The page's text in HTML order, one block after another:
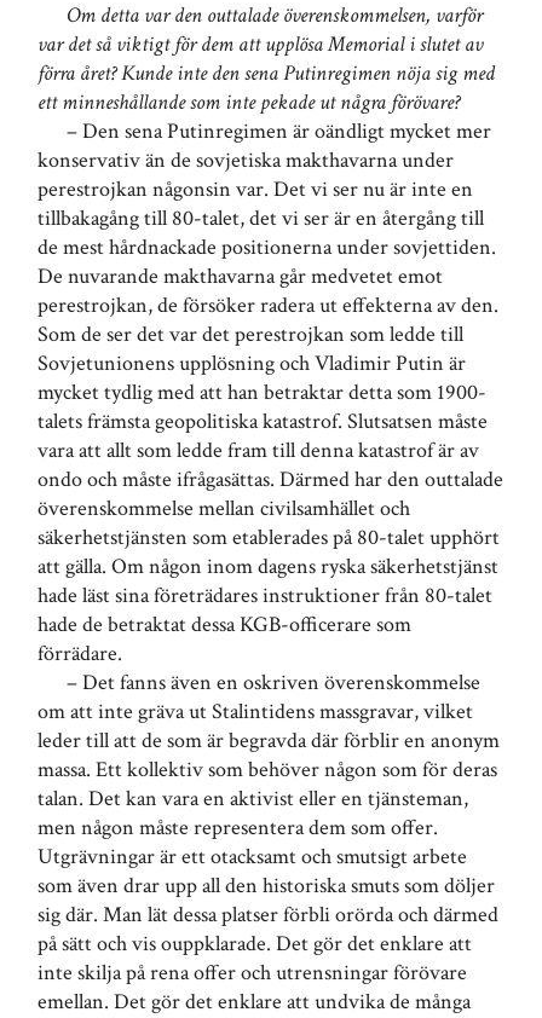
Om detta var den outtalade överenskommelsen, varför
var det så viktigt för dem att upplösa Memorial i slutet av
förra året? Kunde inte den sena Putinregimen nöja sig med
ett minneshållande som inte pekade ut några förövare?
– Den sena Putinregimen är oändligt mycket mer
konservativ än de sovjetiska makthavarna under
perestrojkan någonsin var. Det vi ser nu är inte en
tillbakagång till 80-talet, det vi ser är en återgång till
de mest hårdnackade positionerna under sovjettiden.
De nuvarande makthavarna går medvetet emot
perestrojkan, de försöker radera ut effekterna av den.
Som de ser det var det perestrojkan som ledde till
Sovjetunionens upplösning och Vladimir Putin är
mycket tydlig med att han betraktar detta som 1900-
talets främsta geopolitiska katastrof. Slutsatsen måste
vara att allt som ledde fram till denna katastrof är av
ondo och måste ifrågasättas. Därmed har den outtalade
överenskommelse mellan civilsamhället och
säkerhetstjänsten som etablerades på 80-talet upphört
att gälla. Om någon inom dagens ryska säkerhetstjänst
hade läst sina företrädares instruktioner från 80-talet
hade de betraktat dessa KGB-officerare som
förrädare.
– Det fanns även en oskriven överenskommelse
om att inte gräva ut Stalintidens massgravar, vilket
leder till att de som är begravda där förblir en anonym
massa. Ett kollektiv som behöver någon som för deras
talan. Det kan vara en aktivist eller en tjänsteman,
men någon måste representera dem som offer.
Utgrävningar är ett otacksamt och smutsigt arbete
som även drar upp all den historiska smuts som döljer
sig där. Man lät dessa platser förbli orörda och därmed
på sätt och vis ouppklarade. Det gör det enklare att
inte skilja på rena offer och utrensningar förövare
emellan. Det gör det enklare att undvika de många